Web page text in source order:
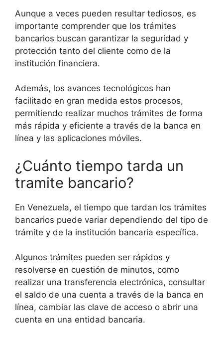
Aunque a veces pueden resultar tediosos, es
importante comprender que los trámites
bancarios buscan garantizar la seguridad y
protección tanto del cliente como de la
institución financiera.
Además, los avances tecnológicos han
facilitado en gran medida estos procesos,
permitiendo realizar muchos trámites de forma
más rápida y eficiente a través de la banca en
línea y las aplicaciones móviles.
¿Cuánto tiempo tarda un
tramite bancario?
En Venezuela, el tiempo que tardan los trámites
bancarios puede variar dependiendo del tipo de
trámite y de la institución bancaria específica.
Algunos trámites pueden ser rápidos y
resolverse en cuestión de minutos, como
realizar una transferencia electrónica, consultar
el saldo de una cuenta a través de la banca en
línea, cambiar las clave de acceso o abrir una
cuenta en una entidad bancaria.